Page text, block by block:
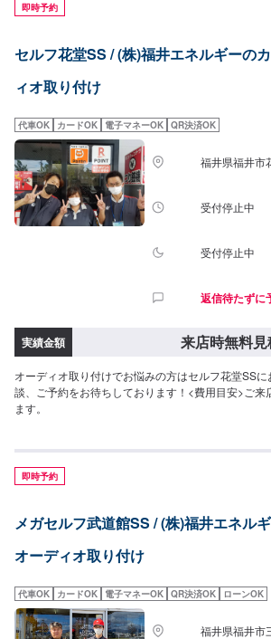
即時予約
セルフ花堂SS / (株)福井エネルギーの
ィオ取り付け
代車OK カードOK 電子マネーOK QR決済OK
福井県福井市
受付停止中
受付停止中
返信待たずに
実績金額 来店時無料見
オーディオ取り付けでお悩みの方はセルフ花堂SS
談、ご予約をお待ちしております！<費用目安>ご来
ます。
即時予約
メガセルフ武道館SS / (株)福井エネル
オーディオ取り付け
代車OK カードOK 電子マネーOK QR決済OK ローンOK
福井県福井市